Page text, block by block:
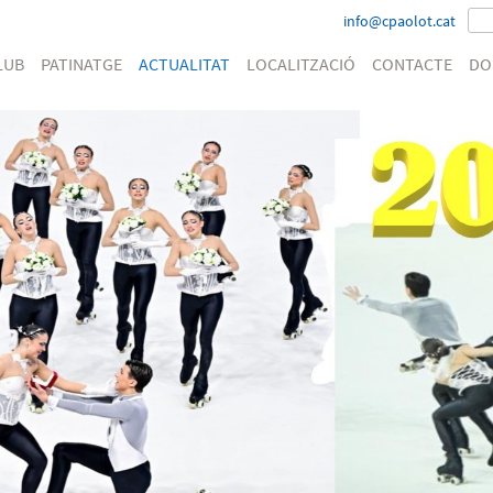
info@cpaolot.cat
PATINATGE ACTUALITAT LOCALITZACIÓ CONTACTE